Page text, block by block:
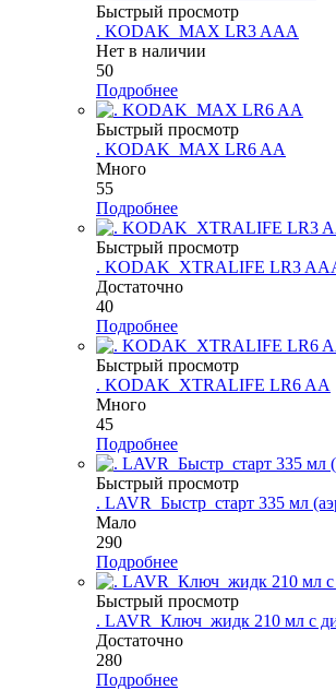
Быстрый просмотр
. KODAK_MAX LR3 AAA
Нет в наличии
50
Подробнее
Быстрый просмотр
. KODAK_MAX LR6 AA
Много
55
Подробнее
Быстрый просмотр
. KODAK_XTRALIFE LR3
Достаточно
40
Подробнее
Быстрый просмотр
. KODAK_XTRALIFE LR6 AA
Много
45
Подробнее
Быстрый просмотр
. LAVR_Быстр_старт 335 мл
Мало
290
Подробнее
Быстрый просмотр
. LAVR_Ключ_жидк 210 мл с
Достаточно
280
Подробнее